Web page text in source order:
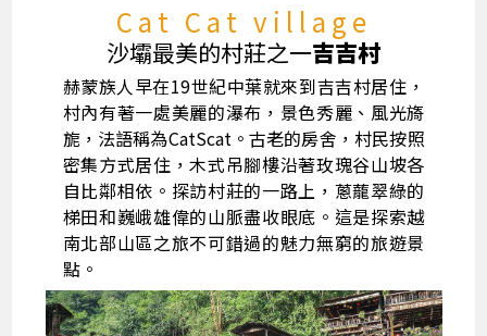
Cat Cat village
沙壩最美的村莊之一吉吉村
赫蒙族人早在19世紀中葉就來到吉吉村居住，
村內有著一處美麗的瀑布，景色秀麗、風光旖
旎，法語稱為CatScat。古老的房舍，村民按照
密集方式居住，木式吊腳樓沿著玫瑰谷山坡各
自比鄰相依。探訪村莊的一路上，蔥蘢翠綠的
梯田和巍峨雄偉的山脈盡收眼底。這是探索越
南北部山區之旅不可錯過的魅力無窮的旅遊景
點。